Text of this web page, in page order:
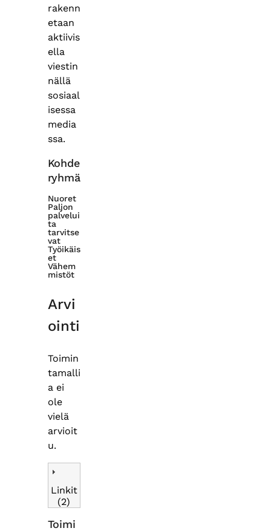
rakenn
etaan
aktiivis
ella
viestin
nällä
sosiaal
isessa
media
ssa.
Kohde
ryhmä
Nuoret
Paljon
palvelui
ta
tarvitse
vat
Työikäis
et
Vähem
mistöt
Arvi
ointi
Toimin
tamalli
a ei
ole
vielä
arvioit
u.
Linkit
(2)
Toimi